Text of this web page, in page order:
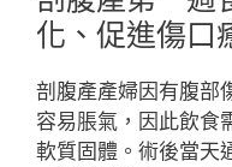
化、促進傷口
剖腹產產婦因有腹部
容易脹氣，因此飲食
軟質固體。術後當天